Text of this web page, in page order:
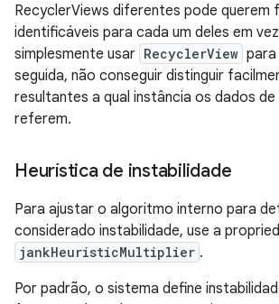
RecyclerViews diferentes pode querem
identificáveis para cada um deles em
simplesmente usar RecyclerView para
seguida, não conseguir distinguir
resultantes a qual instância os dados
referem.
Heurística de instabilidade
Para ajustar o algoritmo interno para
considerado instabilidade, use a
jankHeuristicMultiplier .
Por padrão, o sistema define